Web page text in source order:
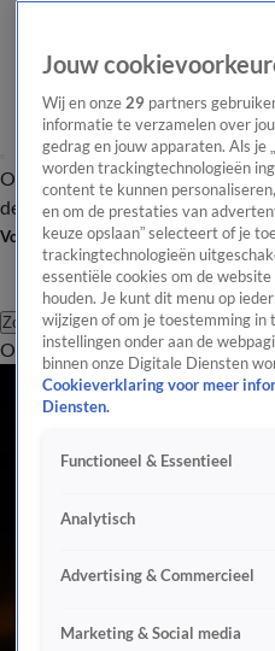
OverzichtAfleveringen
de redactieNieuwsbrief
Volg Shownieuws
Zoeken
OverzichtEntertainment
Jouw
Wij en onze 29 partners
informatie te verzamelen over
gedrag en jouw apparaten. Als je
worden trackingtechnologieën
content te kunnen
en om de prestaties van
keuze opslaan” selecteert of je
trackingtechnologieën
essentiële cookies om de
houden. Je kunt dit menu op
wijzigen of om je toestemming in
instellingen onder aan de
binnen onze Digitale Diensten
Cookieverklaring voor meer
Diensten.
Functioneel & Essentieel
Analytisch
Advertising & Commercieel
Marketing & Social media